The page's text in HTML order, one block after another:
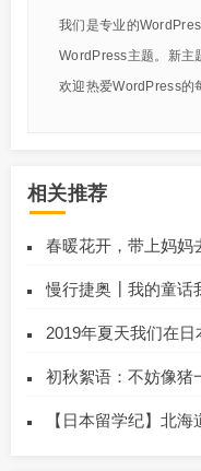
我们是专业的
WordPress主题。新主
欢迎热爱WordPress的
相关推荐
春暖花开，带上妈妈
慢行捷奥┃我的童话
2019年夏天我们在
初秋絮语：不妨像猪
【日本留学纪】北海